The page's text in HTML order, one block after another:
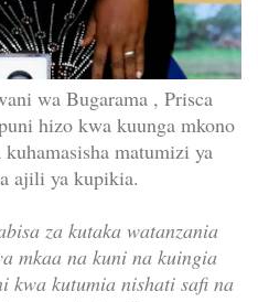
wa Bugarama , Prisca
hizo kwa kuunga mkono
matumizi ya
ajili ya kupikia.
za kutaka watanzania
mkaa na kuni na kuingia
kwa kutumia nishati safi na